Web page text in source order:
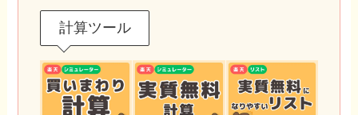
計算ツール